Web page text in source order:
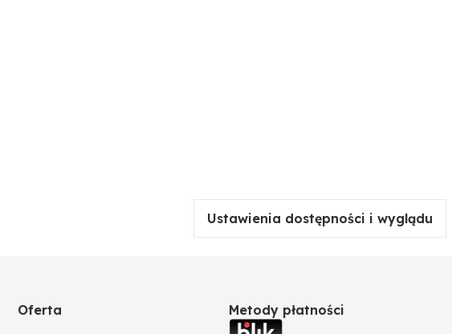
Ustawienia dostępności i wyglądu
Oferta Metody płatności